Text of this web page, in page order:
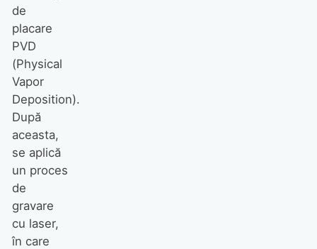
de
placare
PVD
(Physical
Vapor
Deposition).
După
aceasta,
se aplică
un proces
de
gravare
cu laser,
în care